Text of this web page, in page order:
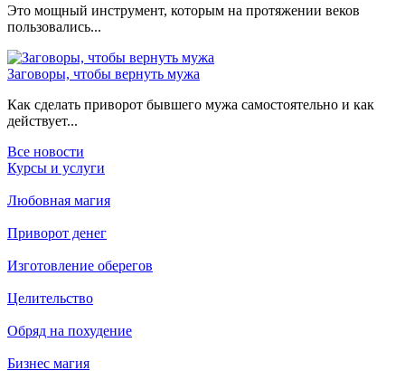
Это мощный инструмент, которым на протяжении веков
пользовались...
Заговоры, чтобы вернуть мужа
Как сделать приворот бывшего мужа самостоятельно и как
действует...
Все новости
Курсы и услуги
Любовная магия
Приворот денег
Изготовление оберегов
Целительство
Обряд на похудение
Бизнес магия